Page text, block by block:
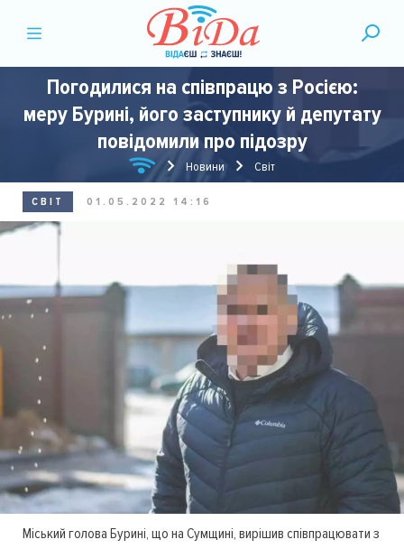
Погодилися на співпрацю з Росією:
меру Бурині, його заступнику й депутату
повідомили про підозру
Новини Світ
СВІТ 01.05.2022 14:16
Міський голова Бурині, що на Сумщині, вирішив співпрацювати з